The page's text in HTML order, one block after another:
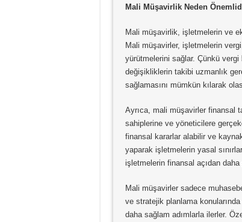
Mali Müşavirlik Neden
Mali müşavirlik, işletmelerin ve
Mali müşavirler, işletmelerin
yürütmelerini sağlar. Çünkü
değişikliklerin takibi uzmanlık
sağlamasını mümkün kılarak
Ayrıca, mali müşavirler finansal
sahiplerine ve yöneticilere
finansal kararlar alabilir ve
yaparak işletmelerin yasal
işletmelerin finansal açıdan daha
Mali müşavirler sadece
ve stratejik planlama
daha sağlam adımlarla ilerler.